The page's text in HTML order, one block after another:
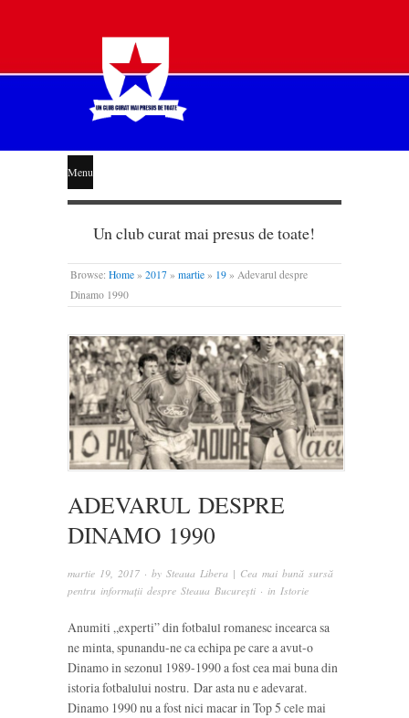
STEAUA
LIBERĂ
Menu
Un club curat mai presus de toate!
Browse: Home » 2017 » martie » 19 » Adevarul despre
Dinamo 1990
ADEVARUL DESPRE
DINAMO 1990
martie 19, 2017 · by Steaua Libera | Cea mai bună sursă
pentru informații despre Steaua București · in Istorie
Anumiti „experti” din fotbalul romanesc incearca sa
ne minta, spunandu-ne ca echipa pe care a avut-o
Dinamo in sezonul 1989-1990 a fost cea mai buna din
istoria fotbalului nostru. Dar asta nu e adevarat.
Dinamo 1990 nu a fost nici macar in Top 5 cele mai